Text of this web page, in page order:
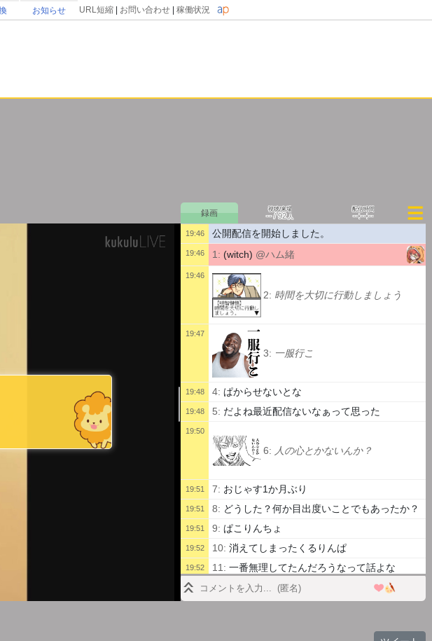
お知らせ URL短縮 お問い合わせ 稼働状況
視聴/来場
--/92人
配信時間
--:--:--
19:46 公開配信を開始しました。
19:46 1: (witch) @ハム緒
19:46
2: 時間を大切に行動しましょう
19:47
3: 一服行こ
19:48 4: ぱからせないとな
19:48 5: だよね最近配信ないなぁって思った
19:50
6: 人の心とかないんか？
19:51 7: おじゃす1か月ぶり
19:51 8: どうした？何か目出度いことでもあったか？
19:51 9: ぱこりんちょ
19:52 10: 消えてしまったくるりんぱ
19:52 11: 一番無理してたんだろうなって話よな
19:53 12: あいつが一番真面目そうだったしな
ても舐められてたらメンタル壊れるでしょ